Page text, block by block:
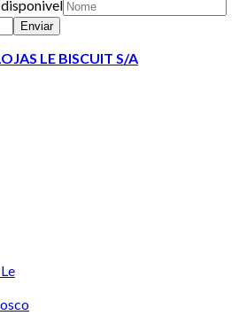
Enviar
LE BISCUIT S/A